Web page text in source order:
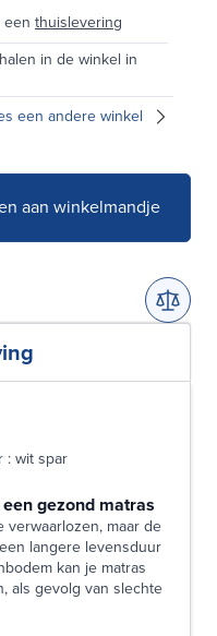
thuislevering
in de winkel in
een andere winkel
aan winkelmandje
: wit spar
gezond matras
maar de
langere levensduur
kan je matras
als gevolg van slechte